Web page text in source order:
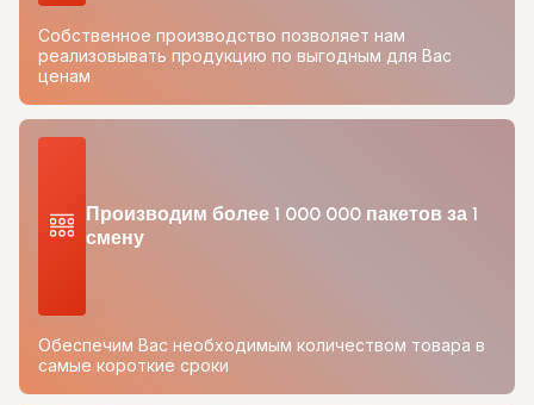
Собственное производство позволяет нам
реализовывать продукцию по выгодным для Вас
ценам
Производим более 1 000 000 пакетов за 1
смену
Обеспечим Вас необходимым количеством товара в
самые короткие сроки